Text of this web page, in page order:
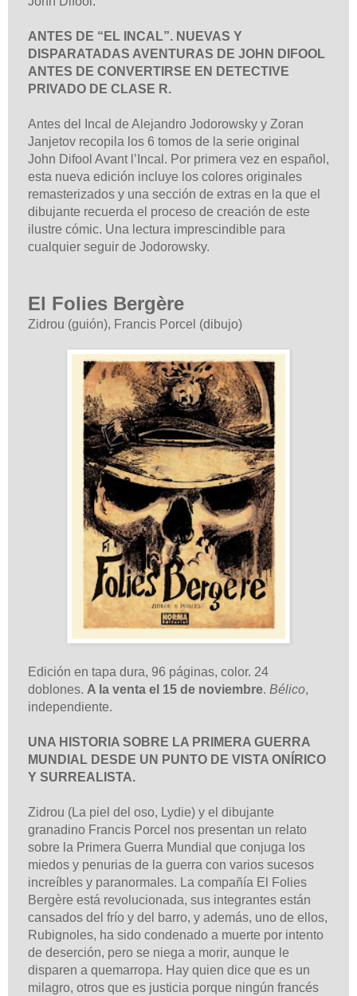
ANTES DE “EL INCAL”. NUEVAS Y
DISPARATADAS AVENTURAS DE JOHN DIFOOL
ANTES DE CONVERTIRSE EN DETECTIVE
PRIVADO DE CLASE R.
Antes del Incal de Alejandro Jodorowsky y Zoran
Janjetov recopila los 6 tomos de la serie original
John Difool Avant l’Incal. Por primera vez en español,
esta nueva edición incluye los colores originales
remasterizados y una sección de extras en la que el
dibujante recuerda el proceso de creación de este
ilustre cómic. Una lectura imprescindible para
cualquier seguir de Jodorowsky.
El Folies Bergère
Zidrou (guión), Francis Porcel (dibujo)
Edición en tapa dura, 96 páginas, color. 24
doblones. A la venta el 15 de noviembre. Bélico,
independiente.
UNA HISTORIA SOBRE LA PRIMERA GUERRA
MUNDIAL DESDE UN PUNTO DE VISTA ONÍRICO
Y SURREALISTA.
Zidrou (La piel del oso, Lydie) y el dibujante
granadino Francis Porcel nos presentan un relato
sobre la Primera Guerra Mundial que conjuga los
miedos y penurias de la guerra con varios sucesos
increíbles y paranormales. La compañía El Folies
Bergère está revolucionada, sus integrantes están
cansados del frío y del barro, y además, uno de ellos,
Rubignoles, ha sido condenado a muerte por intento
de deserción, pero se niega a morir, aunque le
disparen a quemarropa. Hay quien dice que es un
milagro, otros que es justicia porque ningún francés